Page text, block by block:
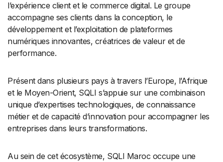
l’expérience client et le commerce digital. Le groupe
accompagne ses clients dans la conception, le
développement et l’exploitation de plateformes
numériques innovantes, créatrices de valeur et de
performance.
Présent dans plusieurs pays à travers l’Europe, l’Afrique
et le Moyen-Orient, SQLI s’appuie sur une combinaison
unique d’expertises technologiques, de connaissance
métier et de capacité d’innovation pour accompagner les
entreprises dans leurs transformations.
Au sein de cet écosystème, SQLI Maroc occupe une